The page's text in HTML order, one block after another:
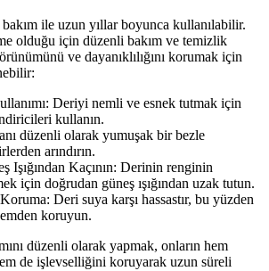
ile uzun yıllar boyunca kullanılabilir.
olduğu için düzenli bakım ve temizlik
ve dayanıklılığını korumak için
Deriyi nemli ve esnek tutmak için
kullanın.
düzenli olarak yumuşak bir bezle
arındırın.
Işığından Kaçının: Derinin renginin
için doğrudan güneş ışığından uzak tutun.
Deri suya karşı hassastır, bu yüzden
koruyun.
düzenli olarak yapmak, onların hem
de işlevselliğini koruyarak uzun süreli